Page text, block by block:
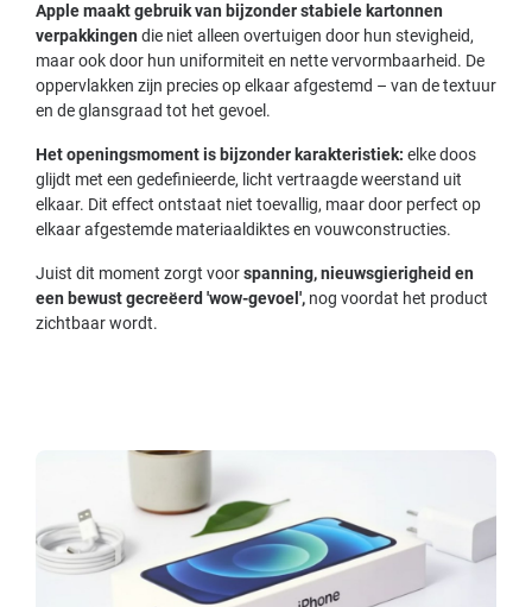
Apple maakt gebruik van bijzonder stabiele kartonnen
verpakkingen die niet alleen overtuigen door hun stevigheid,
maar ook door hun uniformiteit en nette vervormbaarheid. De
oppervlakken zijn precies op elkaar afgestemd – van de textuur
en de glansgraad tot het gevoel.
Het openingsmoment is bijzonder karakteristiek: elke doos
glijdt met een gedefinieerde, licht vertraagde weerstand uit
elkaar. Dit effect ontstaat niet toevallig, maar door perfect op
elkaar afgestemde materiaaldiktes en vouwconstructies.
Juist dit moment zorgt voorspanning, nieuwsgierigheid en
een bewust gecreëerd 'wow-gevoel', nog voordat het product
zichtbaar wordt.